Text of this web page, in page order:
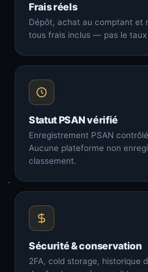
Frais réels
Dépôt, achat au comptant et
tous frais inclus — pas le taux
Statut PSAN vérifié
Enregistrement PSAN
Aucune plateforme non
classement.
Sécurité & conservation
2FA, cold storage, historique